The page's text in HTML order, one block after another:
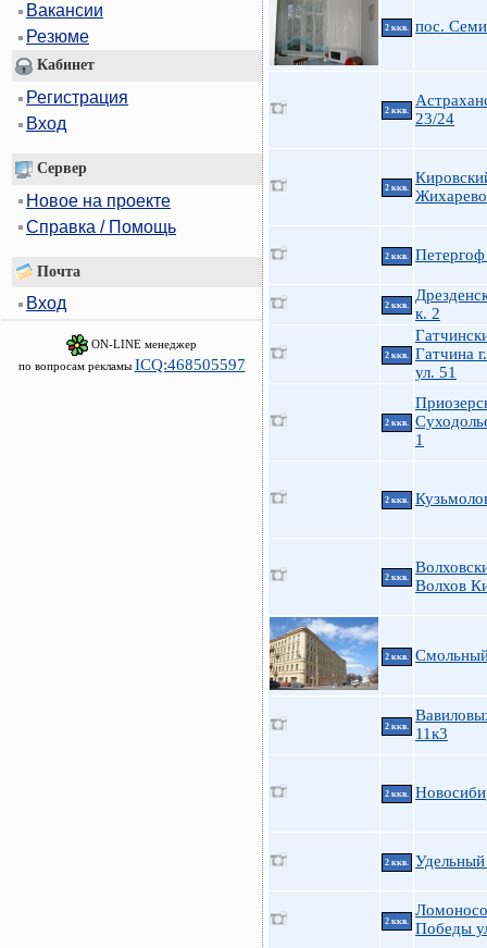
Вакансии
Резюме
Кабинет
Регистрация
Вход
Сервер
Новое на проекте
Справка / Помощь
Почта
Вход
ON-LINE менеджер
по вопросам рекламы ICQ:468505597
2 ккв. пос.
2 ккв.
23/24
2 ккв.
Жихарево
2 ккв. Петергоф
2 ккв.
к. 2
2 ккв.
Гатчина
ул. 51
2 ккв.
1
2 ккв.
2 ккв.
Волхов
2 ккв.
2 ккв.
11к3
2 ккв.
2 ккв.
2 ккв.
Победы